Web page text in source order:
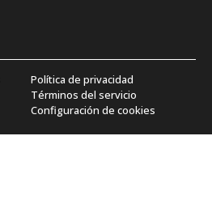
Política de privacidad
Términos del servicio
Configuración de cookies